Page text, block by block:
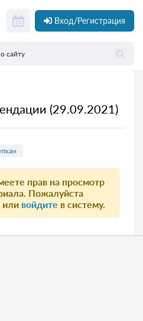
Вход/Регистрация
(29.09.2021)
прав на просмотр
Пожалуйста
или войдите в систему.